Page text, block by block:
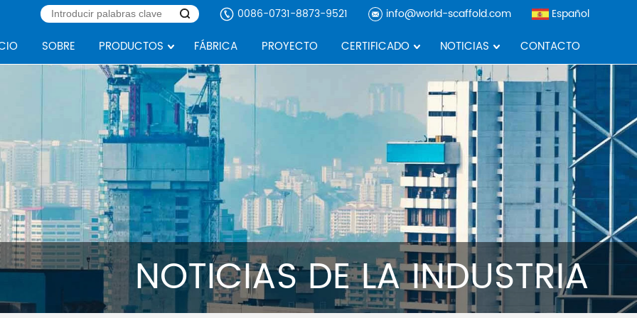
0086-0731-8873-9521 info@world-scaffold.com Español
SOBRE PRODUCTOS FÁBRICA PROYECTO CERTIFICADO NOTICIAS CONTACTO
NOTICIAS DE LA INDUSTRIA